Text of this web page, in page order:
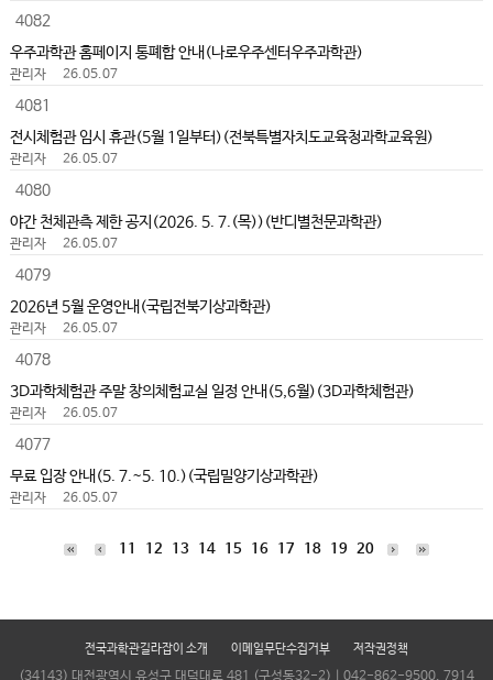
4082
우주과학관 홈페이지 통폐합 안내(나로우주센터우주과학관)
관리자 26.05.07
4081
전시체험관 임시 휴관(5월 1일부터)(전북특별자치도교육청과학교육원)
관리자 26.05.07
4080
야간 천체관측 제한 공지(2026. 5. 7.(목))(반디별천문과학관)
관리자 26.05.07
4079
2026년 5월 운영안내(국립전북기상과학관)
관리자 26.05.07
4078
3D과학체험관 주말 창의체험교실 일정 안내(5,6월)(3D과학체험관)
관리자 26.05.07
4077
무료 입장 안내(5. 7.~5. 10.)(국립밀양기상과학관)
관리자 26.05.07
11 12 13 14 15 16 17 18 19 20
전국과학관길라잡이 소개 이메일무단수집거부 저작권정책
(34143) 대전광역시 유성구 대덕대로 481 (구성동32-2) | 042-862-9500, 7914